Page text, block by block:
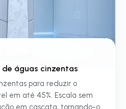
de águas cinzentas
para reduzir o
em até 45%. Escala sem
em cascata, tornando-o